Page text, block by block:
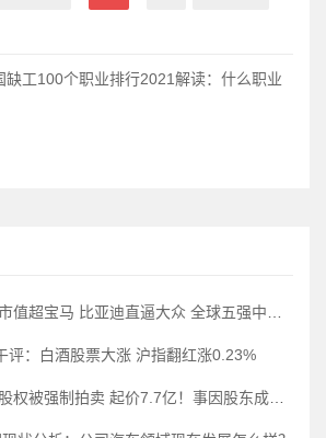
缺工100个职业排行2021解读：什么职业
比亚迪直逼大众 全球五强中国占两席 A股产业链要嗨？！
评：白酒股票大涨 沪指翻红涨0.23%
拍卖 起价7.7亿！事因股东成被执行人 还涉多家银行债务纠纷